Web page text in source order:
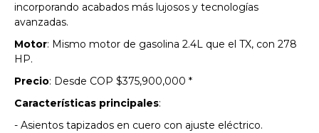
incorporando acabados más lujosos y tecnologías
avanzadas.
Motor: Mismo motor de gasolina 2.4L que el TX, con 278
HP.
Precio: Desde COP $375,900,000 *
Características principales:
- Asientos tapizados en cuero con ajuste eléctrico.